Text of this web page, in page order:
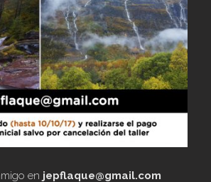
en jepflaque@gmail.com